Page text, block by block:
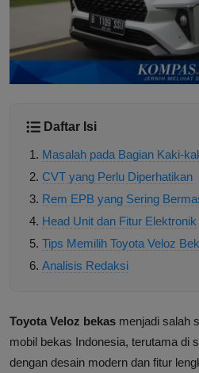
Daftar Isi
Masalah pada Bagian Kaki-
CVT yang Perlu Diperhatikan
Rem EPB yang Sering
Head Unit dan Fitur Elektronik
Tips Memilih Toyota Veloz
Analisis Redaksi
Toyota Veloz bekas menjadi salah
mobil bekas Indonesia, terutama di
dengan desain modern dan fitur